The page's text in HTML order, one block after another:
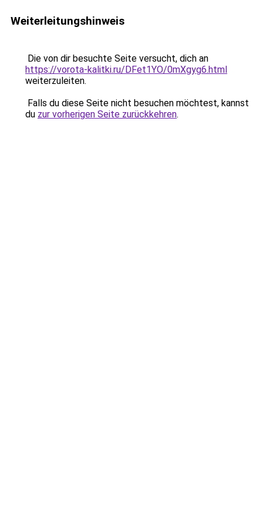
Weiterleitungshinweis
Die von dir besuchte Seite versucht, dich an
https://vorota-kalitki.ru/DFet1YO/0mXgyg6.html
weiterzuleiten.
Falls du diese Seite nicht besuchen möchtest, kannst
du zur vorherigen Seite zurückkehren.